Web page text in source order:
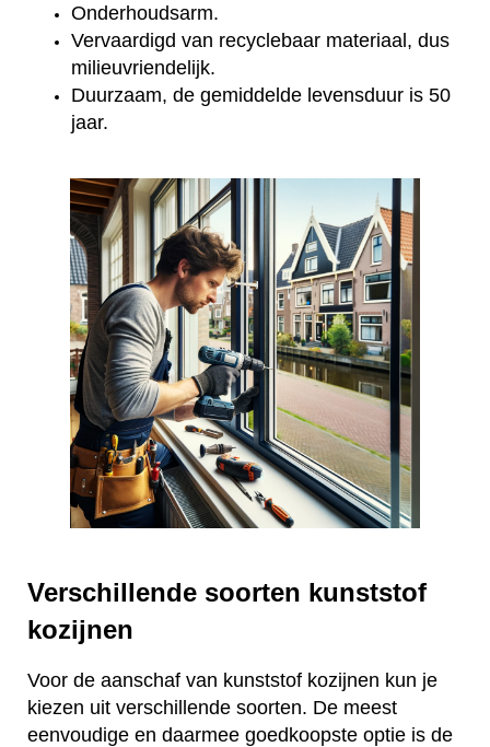
Onderhoudsarm.
Vervaardigd van recyclebaar materiaal, dus
milieuvriendelijk.
Duurzaam, de gemiddelde levensduur is 50
jaar.
Verschillende soorten kunststof
kozijnen
Voor de aanschaf van kunststof kozijnen kun je
kiezen uit verschillende soorten. De meest
eenvoudige en daarmee goedkoopste optie is de